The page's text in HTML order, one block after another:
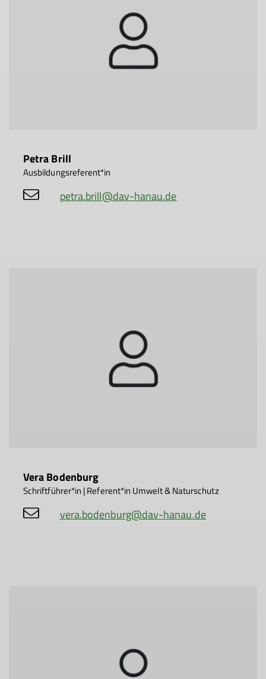
Petra Brill
Ausbildungsreferent*in
petra.brill@dav-hanau.de
Vera Bodenburg
Schriftführer*in | Referent*in Umwelt & Naturschutz
vera.bodenburg@dav-hanau.de